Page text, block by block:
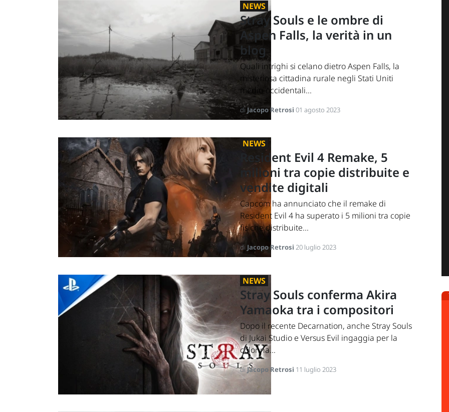
NEWS
Stray Souls e le ombre di
Aspen Falls, la verità in un
blog
Quali intrighi si celano dietro Aspen Falls, la
misteriosa cittadina rurale negli Stati Uniti
medio-occidentali...
diJacopo Retrosi 01 agosto 2023
NEWS
Resident Evil 4 Remake, 5
milioni tra copie distribuite e
vendite digitali
Capcom ha annunciato che il remake di
Resident Evil 4 ha superato i 5 milioni tra copie
fisiche distribuite...
di Jacopo Retrosi 20 luglio 2023
NEWS
Stray Souls conferma Akira
Yamaoka tra i compositori
Dopo il recente Decarnation, anche Stray Souls
di Jukai Studio e Versus Evil ingaggia per la
colonna...
diJacopo Retrosi 11 luglio 2023